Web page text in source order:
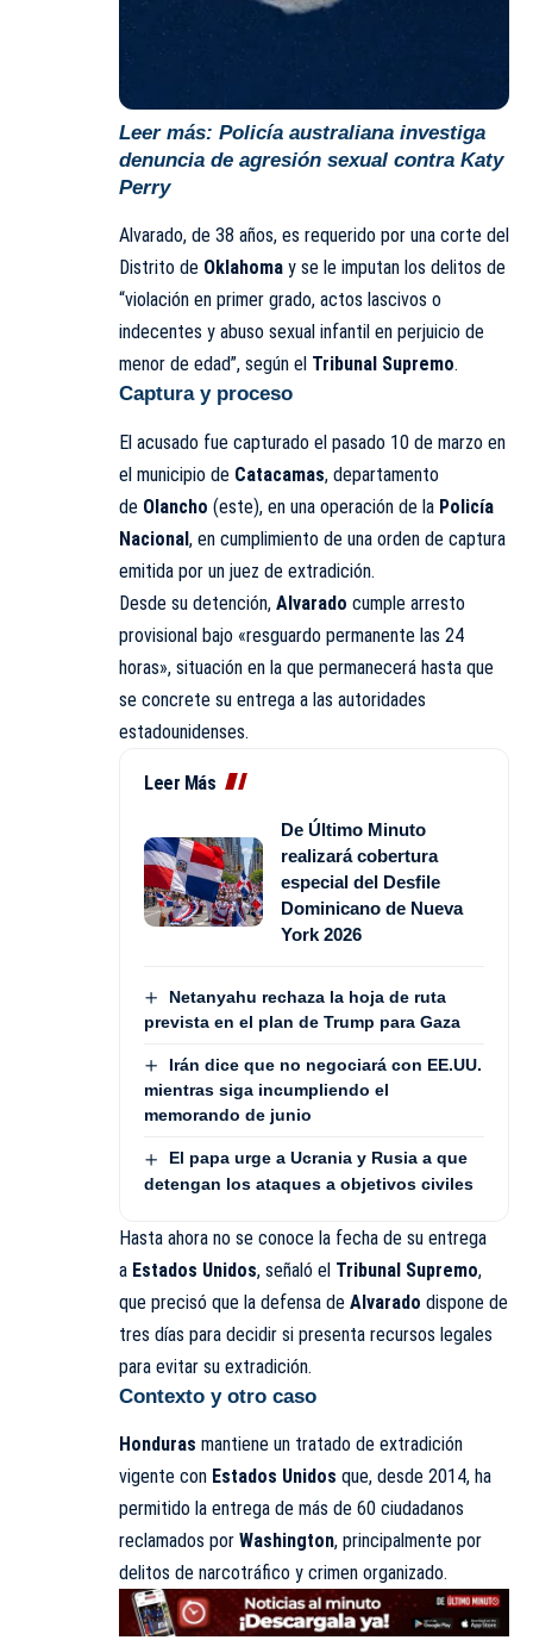
Leer más: Policía australiana investiga
denuncia de agresión sexual contra Katy
Perry
Alvarado, de 38 años, es requerido por una corte del
Distrito de Oklahoma y se le imputan los delitos de
“violación en primer grado, actos lascivos o
indecentes y abuso sexual infantil en perjuicio de
menor de edad”, según el Tribunal Supremo.
Captura y proceso
El acusado fue capturado el pasado 10 de marzo en
el municipio de Catacamas, departamento
de Olancho (este), en una operación de la Policía
Nacional, en cumplimiento de una orden de captura
emitida por un juez de extradición.
Desde su detención, Alvarado cumple arresto
provisional bajo «resguardo permanente las 24
horas», situación en la que permanecerá hasta que
se concrete su entrega a las autoridades
estadounidenses.
Leer Más
De Último Minuto
realizará cobertura
especial del Desfile
Dominicano de Nueva
York 2026
Netanyahu rechaza la hoja de ruta
prevista en el plan de Trump para Gaza
Irán dice que no negociará con EE.UU.
mientras siga incumpliendo el
memorando de junio
El papa urge a Ucrania y Rusia a que
detengan los ataques a objetivos civiles
Hasta ahora no se conoce la fecha de su entrega
a Estados Unidos, señaló el Tribunal Supremo,
que precisó que la defensa de Alvarado dispone de
tres días para decidir si presenta recursos legales
para evitar su extradición.
Contexto y otro caso
Honduras mantiene un tratado de extradición
vigente con Estados Unidos que, desde 2014, ha
permitido la entrega de más de 60 ciudadanos
reclamados por Washington, principalmente por
delitos de narcotráfico y crimen organizado.